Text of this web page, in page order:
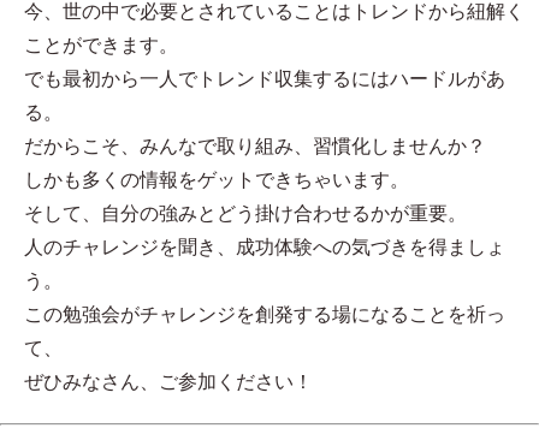
今、世の中で必要とされていることはトレンドから紐解く
ことができます。
でも最初から一人でトレンド収集するにはハードルがあ
る。
だからこそ、みんなで取り組み、習慣化しませんか？
しかも多くの情報をゲットできちゃいます。
そして、自分の強みとどう掛け合わせるかが重要。
人のチャレンジを聞き、成功体験への気づきを得ましょ
う。
この勉強会がチャレンジを創発する場になることを祈っ
て、
ぜひみなさん、ご参加ください！